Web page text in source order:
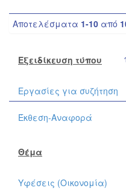
Αποτελέσματα 1-10 από
Εξειδίκευση τύπου
Εργασίες για συζήτηση
Έκθεση-Αναφορά
Θέμα
Υφέσεις (Οικονομία)